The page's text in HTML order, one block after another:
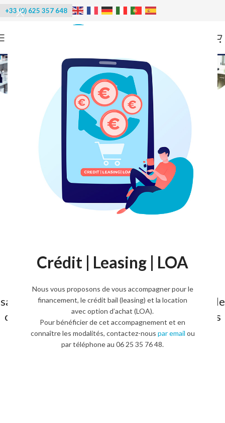
Crédit | Leasing | LOA
Nous vous proposons de vous accompagner pour le
financement, le crédit bail (leasing) et la location
avec option d’achat (LOA).
Pour bénéficier de cet accompagnement et en
connaître les modalités, contactez-nous par email ou
par téléphone au 06 25 35 76 48.
+33 (0) 625 357 648
Stérilisateur UV-C+Ozone
Secteurs: Les pharmacies, les opticiens, les
salons de beauté, esthéticiennes, les salons de
coiffures, bars , restaurants, hôtels et autres